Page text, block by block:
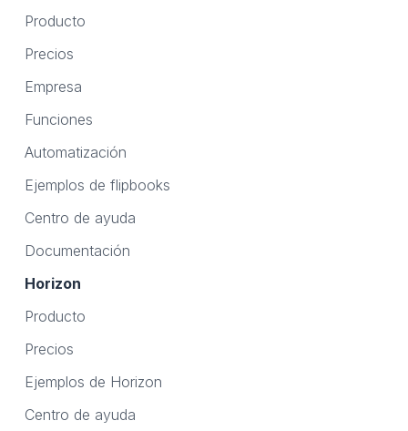
Producto
Precios
Empresa
Funciones
Automatización
Ejemplos de flipbooks
Centro de ayuda
Documentación
Horizon
Producto
Precios
Ejemplos de Horizon
Centro de ayuda